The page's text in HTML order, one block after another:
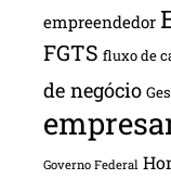
empreendedor
FGTS fluxo de
de negócio
Governo Federal